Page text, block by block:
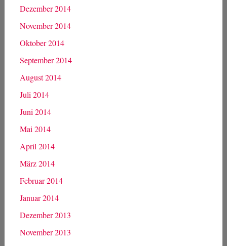
Dezember 2014
November 2014
Oktober 2014
September 2014
August 2014
Juli 2014
Juni 2014
Mai 2014
April 2014
März 2014
Februar 2014
Januar 2014
Dezember 2013
November 2013